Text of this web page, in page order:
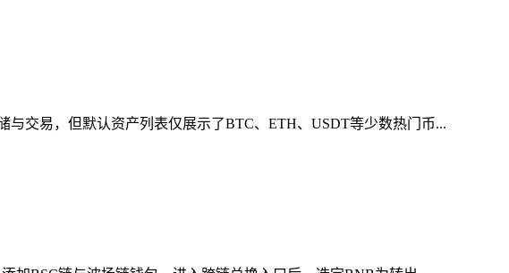
交易，但默认资产列表仅展示了BTC、ETH、USDT等少数热门币...